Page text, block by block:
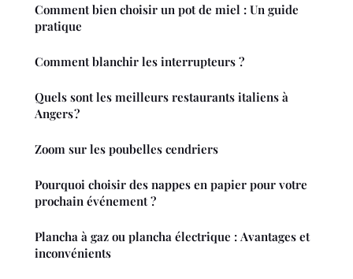
Comment bien choisir un pot de miel : Un guide
pratique
Comment blanchir les interrupteurs ?
Quels sont les meilleurs restaurants italiens à
Angers ?
Zoom sur les poubelles cendriers
Pourquoi choisir des nappes en papier pour votre
prochain événement ?
Plancha à gaz ou plancha électrique : Avantages et
inconvénients